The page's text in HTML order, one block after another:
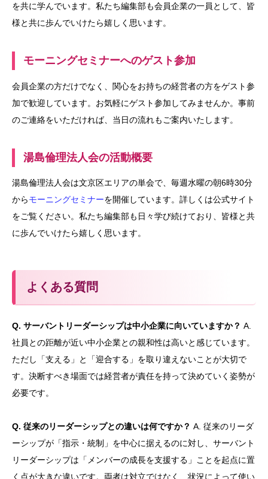
を共に学んでいます。私たち編集部も会員企業の一員として、皆
様と共に歩んでいけたら嬉しく思います。
モーニングセミナーへのゲスト参加
会員企業の方だけでなく、関心をお持ちの経営者の方をゲスト参
加で歓迎しています。お気軽にゲスト参加してみませんか。事前
のご連絡をいただければ、当日の流れもご案内いたします。
湯島倫理法人会の活動概要
湯島倫理法人会は文京区エリアの単会で、毎週水曜の朝6時30分
からモーニングセミナーを開催しています。詳しくは公式サイト
をご覧ください。私たち編集部も日々学び続けており、皆様と共
に歩んでいけたら嬉しく思います。
よくある質問
Q. サーバントリーダーシップは中小企業に向いていますか？ A.
社員との距離が近い中小企業との親和性は高いと感じています。
ただし「支える」と「迎合する」を取り違えないことが大切で
す。決断すべき場面では経営者が責任を持って決めていく姿勢が
必要です。
Q. 従来のリーダーシップとの違いは何ですか？ A. 従来のリーダ
ーシップが「指示・統制」を中心に据えるのに対し、サーバント
リーダーシップは「メンバーの成長を支援する」ことを起点に置
く点が大きな違いです。両者は対立ではなく、状況によって使い